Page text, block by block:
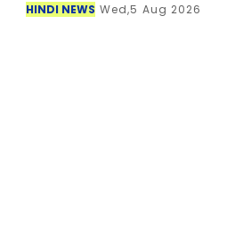
HINDI NEWS Wed,5 Aug 2026